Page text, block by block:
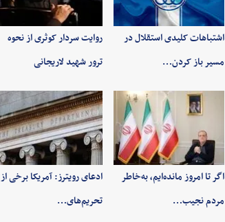
اشتباهات کلیدی استقلال در
مسیر باز کردن…
روایت سردار کوثری از نحوه
ترور شهید لاریجانی
اگر تا امروز مانده‌ایم، به‌خاطر
مردم نجیب…
ادعای رویترز: آمریکا برخی از
تحریم‌های…